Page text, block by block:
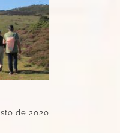
de 2020